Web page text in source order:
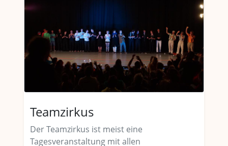
Teamzirkus
Der Teamzirkus ist meist eine
Tagesveranstaltung mit allen